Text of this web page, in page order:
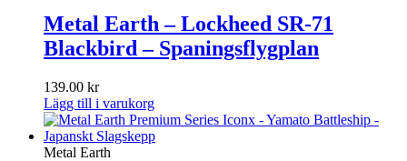
Metal Earth – Lockheed SR-71
Blackbird – Spaningsflygplan
139.00 kr
Lägg till i varukorg
Metal Earth